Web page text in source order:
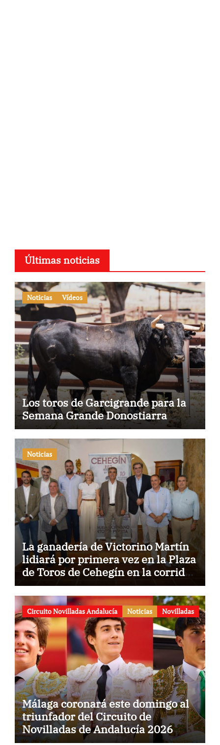
Últimas noticias
Noticias Vídeos
Los toros de Garcigrande para la
Semana Grande Donostiarra
Noticias
La ganadería de Victorino Martín
lidiará por primera vez en la Plaza
de Toros de Cehegín en la corrida
conmemorativa de su 125
aniversario
Circuito Novilladas Andalucía Noticias Novilladas
Málaga coronará este domingo al
triunfador del Circuito de
Novilladas de Andalucía 2026